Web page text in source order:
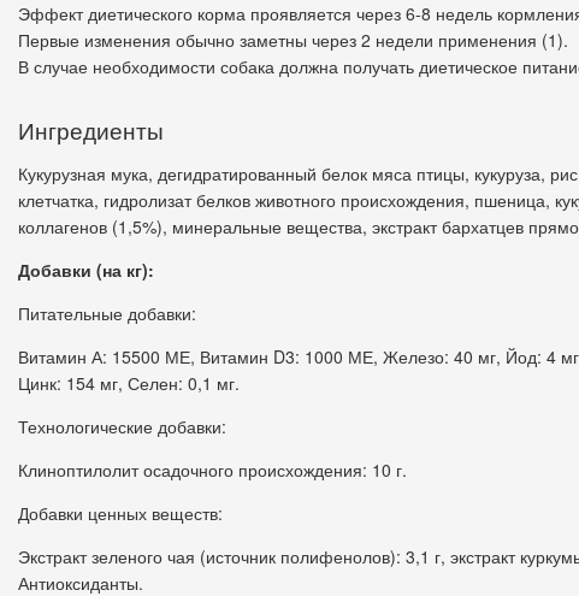
Эффект диетического корма проявляется через 6-8 недель
Первые изменения обычно заметны через 2 недели применения (1).
В случае необходимости собака должна получать диетическое
Ингредиенты
Кукурузная мука, дегидратированный белок мяса птицы, кукуруза,
клетчатка, гидролизат белков животного происхождения, пшеница,
коллагенов (1,5%), минеральные вещества, экстракт бархатцев
Добавки (на кг):
Питательные добавки:
Витамин А: 15500 МЕ, Витамин D3: 1000 МЕ, Железо: 40 мг, Йод: 4
Цинк: 154 мг, Селен: 0,1 мг.
Технологические добавки:
Клиноптилолит осадочного происхождения: 10 г.
Добавки ценных веществ:
Экстракт зеленого чая (источник полифенолов): 3,1 г, экстракт
Антиоксиданты.